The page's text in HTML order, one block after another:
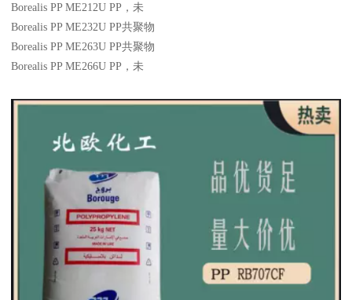
Borealis PP ME212U PP ，未
Borealis PP ME232U PP共聚物
Borealis PP ME263U PP共聚物
Borealis PP ME266U PP ，未